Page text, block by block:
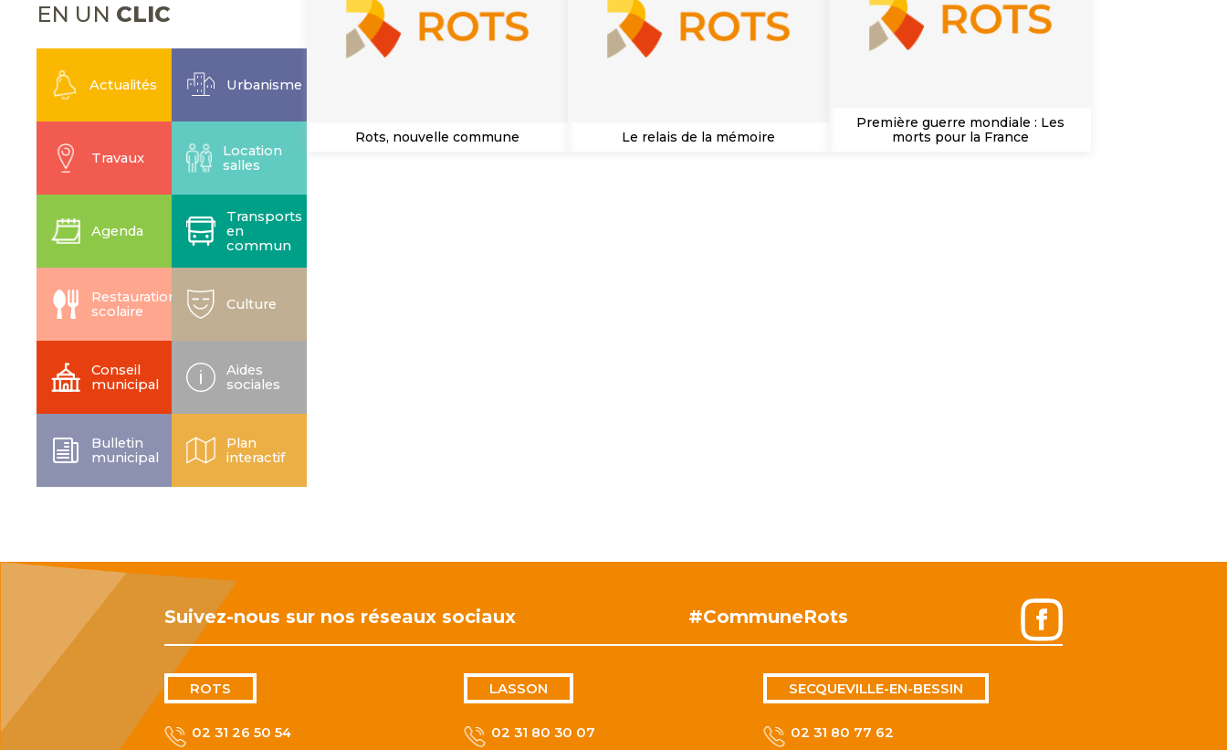
EN UN CLIC
Actualités Urbanisme
Travaux
Location
salles
Agenda
Transports
en
commun
Restauration
scolaire
Culture
Conseil
municipal
Aides
sociales
Bulletin
municipal
Plan
interactif
Rots, nouvelle commune Le relais de la mémoire
Première guerre mondiale : Les
morts pour la France
Suivez-nous sur nos réseaux sociaux #CommuneRots
ROTS
02 31 26 50 54
LASSON
02 31 80 30 07
SECQUEVILLE-EN-BESSIN
02 31 80 77 62